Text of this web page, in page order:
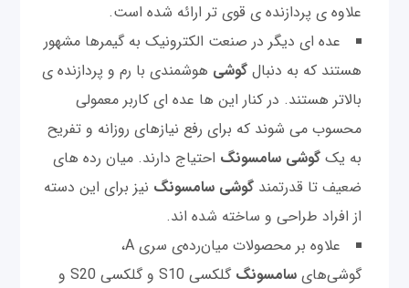
علاوه ی پردازنده ی قوی تر ارائه شده است.
عده ای دیگر در صنعت الکترونیک به گیمرها مشهور
هستند که به دنبالگوشی هوشمندی با رم و پردازنده ی
بالاتر هستند. در کنار این ها عده ای کاربر معمولی
محسوب می شوند که برای رفع نیازهای روزانه و تفریح
به یکگوشی سامسونگ احتیاج دارند. میان رده های
ضعیف تا قدرتمند گوشی سامسونگ نیز برای این دسته
از افراد طراحی و ساخته شده اند.
علاوه بر محصولات میان‌رده‌ی سری A،
گوشی‌هایسامسونگ
گلکسی S10 و گلکسی S20 و